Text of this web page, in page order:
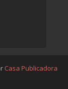
Casa Publicadora